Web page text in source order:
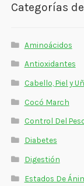
Categorías
Aminoácidos
Antioxidantes
Cabello, Piel y
Cocó March
Control Del
Diabetes
Digestión
Estados De